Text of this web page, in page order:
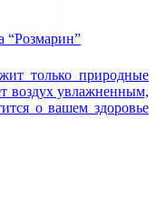
“Розмарин”
только природные
воздух увлажненным,
о вашем здоровье